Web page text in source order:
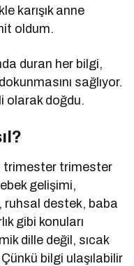
karışık anne
oldum.
duran her bilgi,
sağlıyor.
olarak doğdu.
trimester trimester
gelişimi,
ruhsal destek, baba
gibi konuları
dille değil, sıcak
bilgi ulaşılabilir